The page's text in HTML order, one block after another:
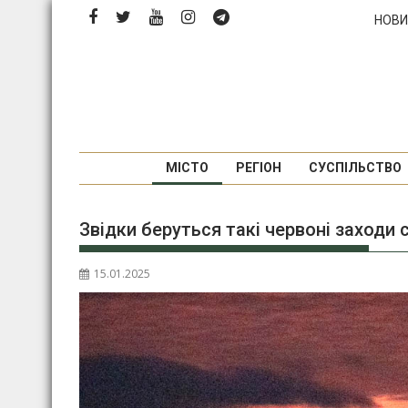
Перейти
МІСТО РЕГІОН СУСПІЛЬСТВО
Звідки беруться такі червоні
15.01.2025